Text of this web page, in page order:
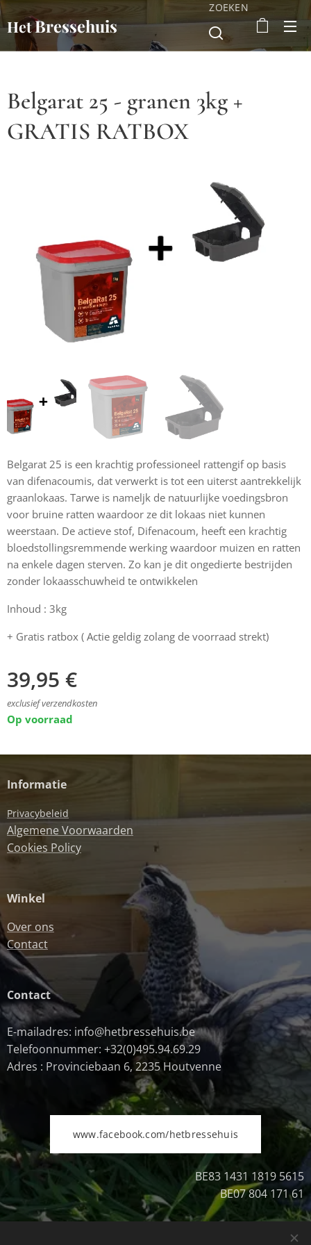
HetBressehuis
ZOEKEN
Belgarat 25 - granen 3kg +
GRATIS RATBOX
Belgarat 25 is een krachtig professioneel rattengif op basis
van difenacoumis, dat verwerkt is tot een uiterst aantrekkelijk
graanlokaas. Tarwe is nameljk de natuurlijke voedingsbron
voor bruine ratten waardoor ze dit lokaas niet kunnen
weerstaan. De actieve stof, Difenacoum, heeft een krachtig
bloedstollingsremmende werking waardoor muizen en ratten
na enkele dagen sterven. Zo kan je dit ongedierte bestrijden
zonder lokaasschuwheid te ontwikkelen
Inhoud : 3kg
+ Gratis ratbox ( Actie geldig zolang de voorraad strekt)
39,95 €
exclusief verzendkosten
Op voorraad
Informatie
Privacybeleid
Algemene Voorwaarden
Cookies Policy
Winkel
Over ons
Contact
Contact
E-mailadres: info@hetbressehuis.be
Telefoonnummer: +32(0)495.94.69.29
Adres : Provinciebaan 6, 2235 Houtvenne
www.facebook.com/hetbressehuis
BE83 1431 1819 5615
BE07 804 171 61